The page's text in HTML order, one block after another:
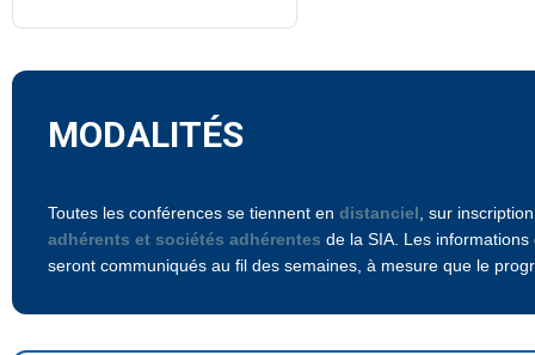
MODALITÉS
Toutes les conférences se tiennent en distanciel , sur
adhérents et sociétés adhérentes de la SIA. Les
seront communiqués au fil des semaines, à mesure que le